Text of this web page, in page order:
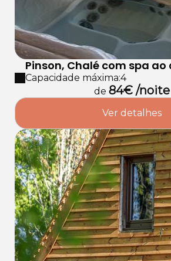
Pinson, Chalé com spa ao
para casais.
Capacidade máxima:4
de 84€ /noite
Ver detalhes